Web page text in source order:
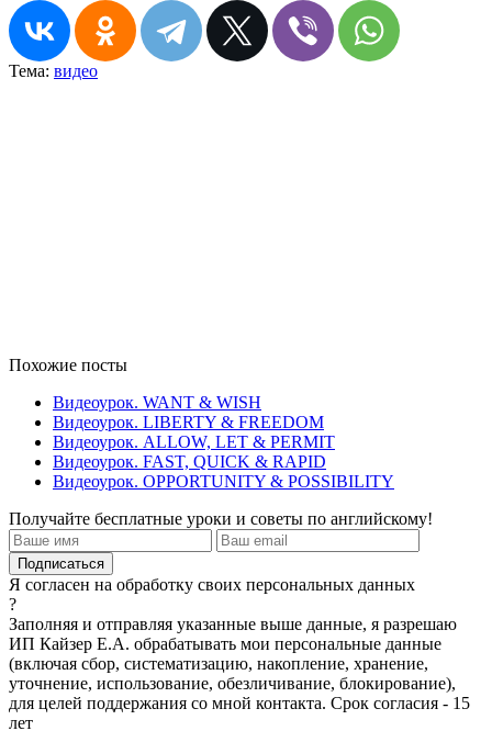
Тема: видео
Похожие посты
Видеоурок. WANT & WISH
Видеоурок. LIBERTY & FREEDOM
Видеоурок. ALLOW, LET & PERMIT
Видеоурок. FAST, QUICK & RAPID
Видеоурок. OPPORTUNITY & POSSIBILITY
Получайте бесплатные уроки и советы по английскому!
Я согласен на обработку своих персональных данных
?
Заполняя и отправляя указанные выше данные, я разрешаю
ИП Кайзер Е.А. обрабатывать мои персональные данные
(включая сбор, систематизацию, накопление, хранение,
уточнение, использование, обезличивание, блокирование),
для целей поддержания со мной контакта. Срок согласия - 15
лет